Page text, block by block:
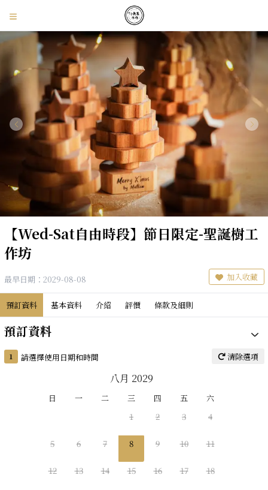
【Wed-Sat自由時段】節日限定-聖誕樹工
作坊
最早日期：2029-08-08 加入收藏
預訂資料 基本資料 介紹 評價 條款及細則
預訂資料
1 請選擇使用日期和時間 清除選項
八月 2029
日 一 二 三 四 五 六
1 2 3 4
5 6 7 8 9 10 11
12 13 14 15 16 17 18